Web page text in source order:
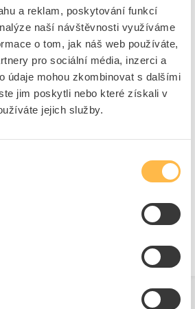
a reklam, poskytování funkcí
naší návštěvnosti využíváme
o tom, jak náš web používáte,
pro sociální média, inzerci a
údaje mohou zkombinovat s dalšími
jim poskytli nebo které získali v
jejich služby.
zdroj série 2D s dlouhou dobou
Šetří až 80% elektrické energie v
Rozměr: 135x135mm
FUB
bez předřadníku